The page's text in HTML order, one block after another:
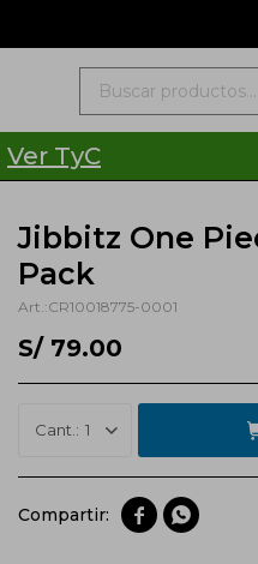
Ver TyC
Jibbitz One
Pack
CR10018775-0001
S/ 79.00
1
 